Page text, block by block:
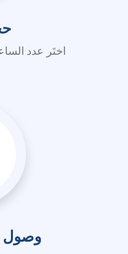
اختَر عدد
وصول